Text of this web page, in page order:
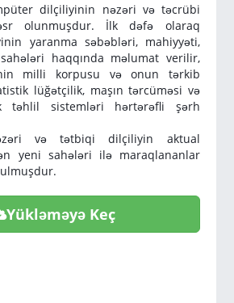
dilçiliyinin nəzəri və təcrübi
olunmuşdur. İlk dəfə olaraq
yaranma səbəbləri, mahiyyəti,
haqqında məlumat verilir,
milli korpusu və onun tərkib
lüğətçilik, maşın tərcüməsi və
təhlil sistemləri hərtərəfli şərh
və tətbiqi dilçiliyin aktual
yeni sahələri ilə maraqlananlar
Yükləməyə Keç